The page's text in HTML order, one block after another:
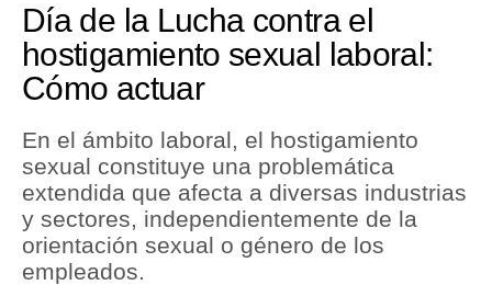
Economía
Mercados
Política
Tu Dinero
Finanzas Personales
Día de la Lucha contra el
hostigamiento sexual laboral:
Cómo actuar
En el ámbito laboral, el hostigamiento
sexual constituye una problemática
extendida que afecta a diversas industrias
y sectores, independientemente de la
orientación sexual o género de los
empleados.